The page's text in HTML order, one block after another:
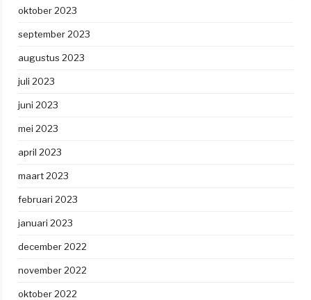
oktober 2023
september 2023
augustus 2023
juli 2023
juni 2023
mei 2023
april 2023
maart 2023
februari 2023
januari 2023
december 2022
november 2022
oktober 2022